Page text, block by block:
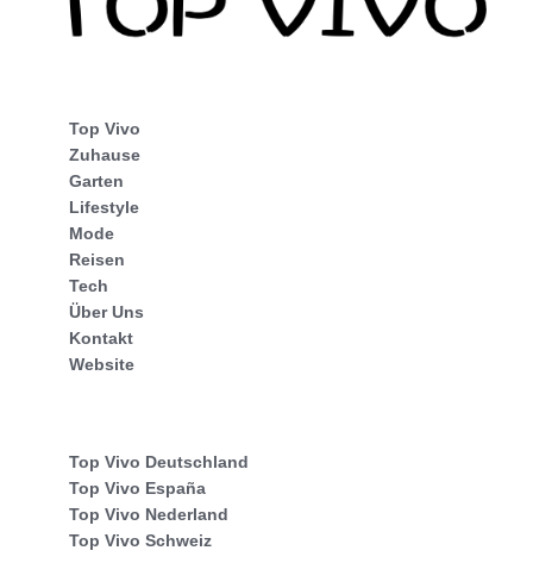
Top Vivo
Zuhause
Garten
Lifestyle
Mode
Reisen
Tech
Über Uns
Kontakt
Website
Top Vivo Deutschland
Top Vivo España
Top Vivo Nederland
Top Vivo Schweiz